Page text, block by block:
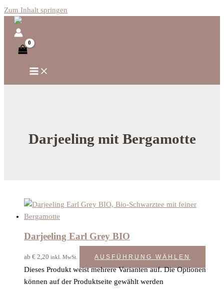
Zum Inhalt springen
Darjeeling mit Bergamotte
Darjeeling Earl Grey BIO
ab € 2,20 inkl. MwSt. AUSFÜHRUNG WÄHLEN
Dieses Produkt weist mehrere Varianten auf. Die Optionen
können auf der Produktseite gewählt werden